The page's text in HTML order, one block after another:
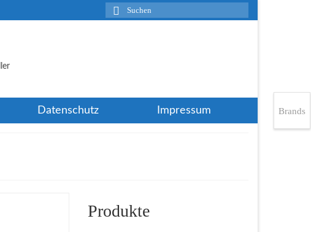
Suchen
nach:
Datenschutz Impressum
Produkte
Brands